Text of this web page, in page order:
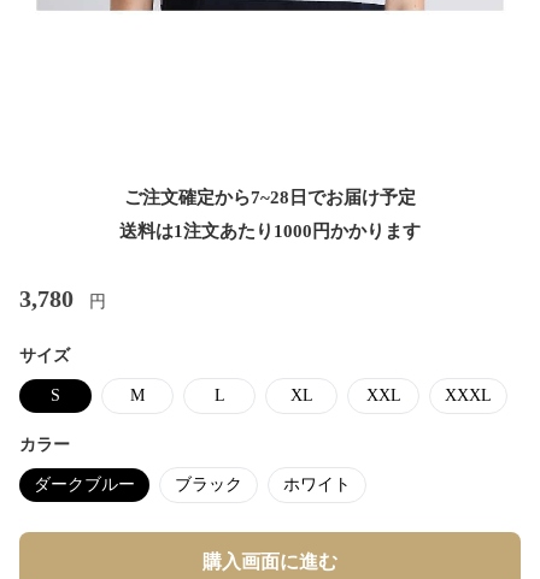
ご注文確定から7~28日でお届け予定
送料は1注文あたり 1000 円かかります
3,780 円
サイズ
S M L XL XXL XXXL
カラー
ダークブルー ブラック ホワイト
購入画面に進む